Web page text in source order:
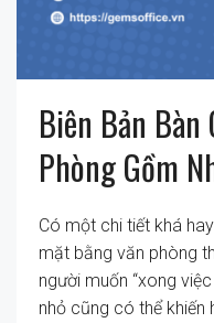
Biên Bản Bàn
Phòng Gồm
Có một chi tiết khá
mặt bằng văn phòng
người muốn “xong
nhỏ cũng có thể khiến